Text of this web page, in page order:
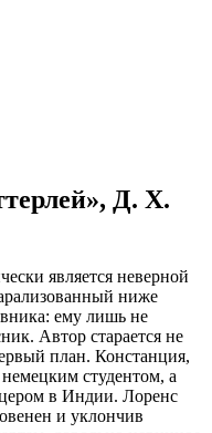
Д. Х.
является неверной
ниже
ему лишь не
Автор старается не
план. Констанция,
студентом, а
в Индии. Лоренс
и уклончив